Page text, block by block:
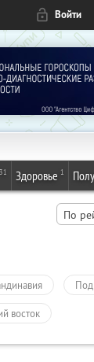
Войти
31 Здоровье 1
По
восток